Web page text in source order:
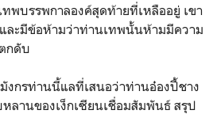
พบรรพกาลองค์สุดท้ายที่เหลืออยู่ เขา
ละมีข้อห้ามว่าท่านเทพนั้นห้ามมีความ
กดับ
งกรท่านนี้แลที่เสนอว่าท่านอ๋องปี้ชาง
ลานของเง็กเซียนเชื่อมสัมพันธ์ สรุป